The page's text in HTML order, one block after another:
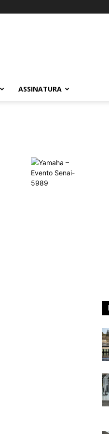
ASSINATURA